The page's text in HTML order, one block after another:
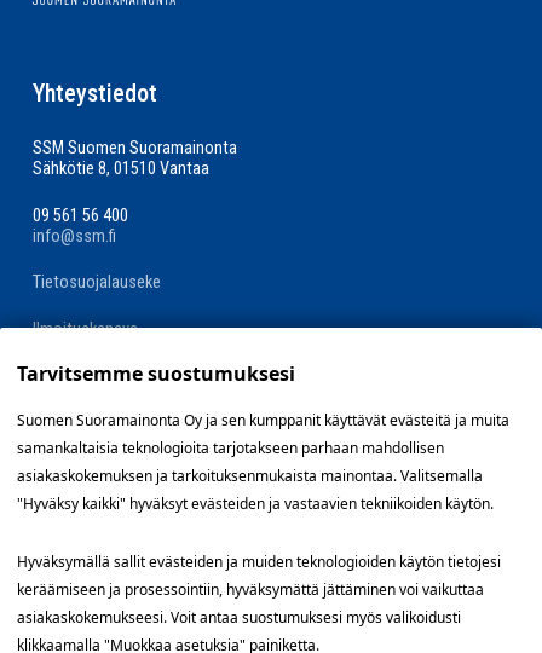
Yhteystiedot
SSM Suomen Suoramainonta
Sähkötie 8, 01510 Vantaa
09 561 56 400
info@ssm.fi
Tietosuojalauseke
Ilmoituskanava
Evästevalinnat »
Oikopolut
Hae töitä
Blogi
Tarvitsemme suostumuksesi
Suomen Suoramainonta Oy ja sen kumppanit käyttävät evästeitä ja muita
samankaltaisia teknologioita tarjotakseen parhaan mahdollisen
asiakaskokemuksen ja tarkoituksenmukaista mainontaa. Valitsemalla
"Hyväksy kaikki" hyväksyt evästeiden ja vastaavien tekniikoiden käytön.
Hyväksymällä sallit evästeiden ja muiden teknologioiden käytön tietojesi
keräämiseen ja prosessointiin, hyväksymättä jättäminen voi vaikuttaa
asiakaskokemukseesi. Voit antaa suostumuksesi myös valikoidusti
klikkaamalla "Muokkaa asetuksia" painiketta.